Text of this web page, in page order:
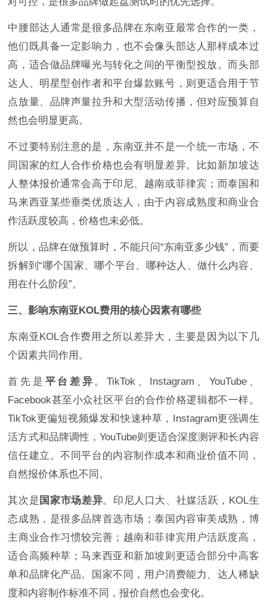
中腰部达人通常是很多品牌在东南亚最常合作的一类，
他们既具备一定影响力，也不会像头部达人那样成本过
高，适合做品牌曝光与转化之间的平衡型投放。而头部
达人、明星型创作者和平台爆款账号，则更适合用于节
点放量、品牌声量拉升和大型活动传播，但对应预算自
然也会明显更高。
不过要特别注意的是，东南亚并不是一个统一市场，不
同国家的红人合作价格也会有明显差异。比如新加坡达
人整体报价通常会高于印尼、越南或菲律宾；而泰国和
马来西亚某些垂类优质达人，由于内容成熟度和商业合
作活跃度较高，价格也未必低。
所以，品牌在做预算时，不能只问“东南亚多少钱”，而要
拆解到“哪个国家、哪个平台、哪种达人、做什么内容、
用在什么阶段”。
三、影响东南亚KOL费用的核心因素有哪些
东南亚KOL合作费用之所以差异大，主要是因为以下几
个因素共同作用。
首先是 平台差异 。TikTok、Instagram、YouTube、
Facebook甚至小众社区平台的合作价格逻辑都不一样。
TikTok更偏短视频爆发和快速种草，Instagram更强调生
活方式和品牌调性，YouTube则更适合深度测评和长内容
信任建立。不同平台的内容制作成本和商业价值不同，
自然报价体系也不同。
其次是 国家市场差异。印尼人口大、社媒活跃，KOL生
态成熟，是很多品牌首选市场；泰国内容审美成熟，博
主商业合作习惯较完善；越南和菲律宾用户活跃度高，
适合高频种草；马来西亚和新加坡则更适合部分中高客
单和品牌化产品。国家不同，用户消费能力、达人稀缺
度和内容制作标准不同，报价自然也会变化。